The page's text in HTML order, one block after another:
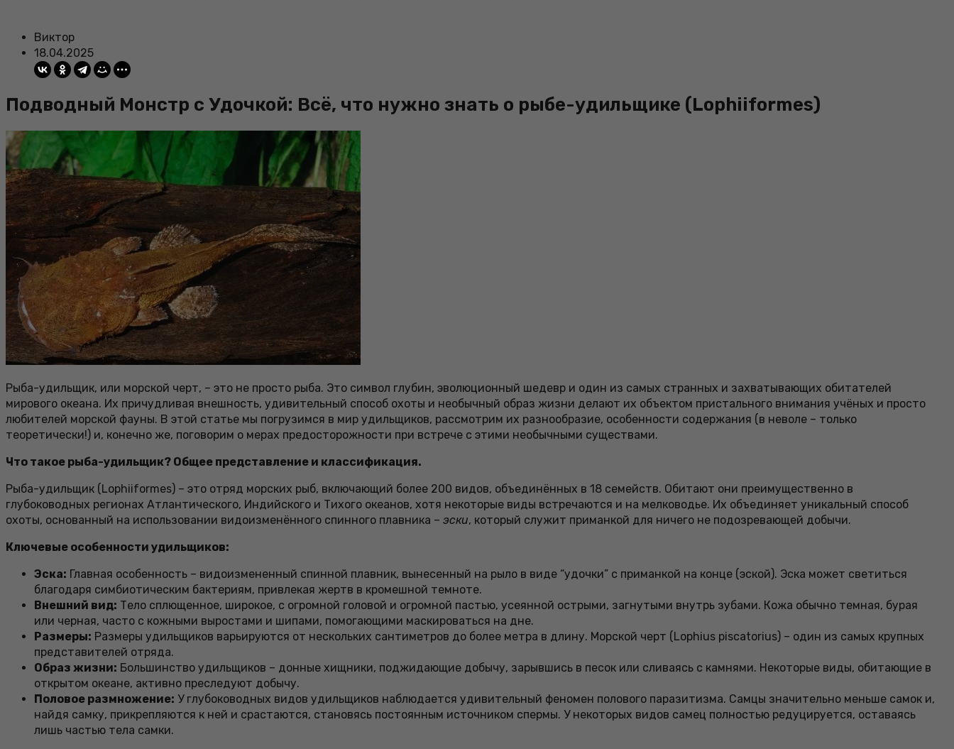
Виктор
18.04.2025
Подводный Монстр с Удочкой: Всё, что нужно знать о рыбе-удильщике (Lophiiformes)
Рыба-удильщик, или морской черт, – это не просто рыба. Это символ глубин, эволюционный шедевр и один из самых странных и захватывающих обитателей
мирового океана. Их причудливая внешность, удивительный способ охоты и необычный образ жизни делают их объектом пристального внимания учёных и просто
любителей морской фауны. В этой статье мы погрузимся в мир удильщиков, рассмотрим их разнообразие, особенности содержания (в неволе – только
теоретически!) и, конечно же, поговорим о мерах предосторожности при встрече с этими необычными существами.
Что такое рыба-удильщик? Общее представление и классификация.
Рыба-удильщик (Lophiiformes) – это отряд морских рыб, включающий более 200 видов, объединённых в 18 семейств. Обитают они преимущественно в
глубоководных регионах Атлантического, Индийского и Тихого океанов, хотя некоторые виды встречаются и на мелководье. Их объединяет уникальный способ
охоты, основанный на использовании видоизменённого спинного плавника – эски, который служит приманкой для ничего не подозревающей добычи.
Ключевые особенности удильщиков:
Эска: Главная особенность – видоизмененный спинной плавник, вынесенный на рыло в виде “удочки” с приманкой на конце (эской). Эска может светиться
благодаря симбиотическим бактериям, привлекая жертв в кромешной темноте.
Внешний вид: Тело сплющенное, широкое, с огромной головой и огромной пастью, усеянной острыми, загнутыми внутрь зубами. Кожа обычно темная, бурая
или черная, часто с кожными выростами и шипами, помогающими маскироваться на дне.
Размеры: Размеры удильщиков варьируются от нескольких сантиметров до более метра в длину. Морской черт (Lophius piscatorius) – один из самых крупных
представителей отряда.
Образ жизни: Большинство удильщиков – донные хищники, поджидающие добычу, зарывшись в песок или сливаясь с камнями. Некоторые виды, обитающие в
открытом океане, активно преследуют добычу.
Половое размножение: У глубоководных видов удильщиков наблюдается удивительный феномен полового паразитизма. Самцы значительно меньше самок и,
найдя самку, прикрепляются к ней и срастаются, становясь постоянным источником спермы. У некоторых видов самец полностью редуцируется, оставаясь
лишь частью тела самки.